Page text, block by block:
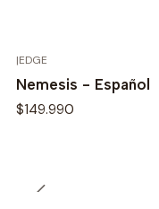
|EDGE
Nemesis - Español
$149.990